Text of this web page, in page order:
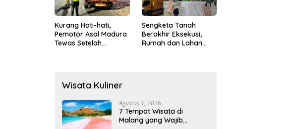
Kurang Hati-hati,
Pemotor Asal Madura
Tewas Setelah
Sengketa Tanah
Berakhir Eksekusi,
Rumah dan Lahan
Wisata Kuliner
Agustus 1, 2026
7 Tempat Wisata di
Malang yang Wajib